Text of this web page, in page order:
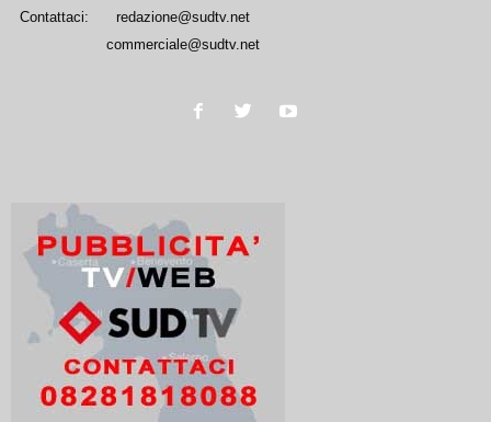
Contattaci:
redazione@sudtv.net
commerciale@sudtv.net